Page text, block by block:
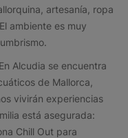
artesanía, ropa
ambiente es muy
En Alcudia se encuentra
de Mallorca,
vivirán experiencias
está asegurada:
Chill Out para